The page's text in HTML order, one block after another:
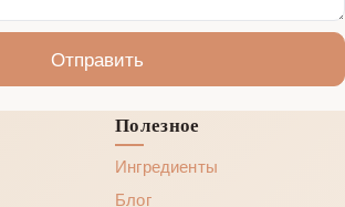
Отправить
Полезное
Ингредиенты
Блог